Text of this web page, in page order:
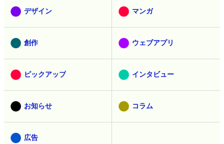
食 生き物
デザイン マンガ
創作 ウェブアプリ
ピックアップ インタビュー